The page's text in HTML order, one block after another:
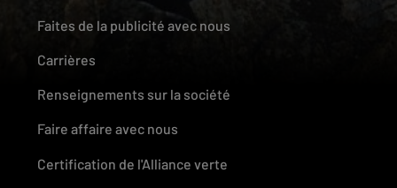
Faites de la publicité avec nous
Carrières
Renseignements sur la société
Faire affaire avec nous
Certification de l'Alliance verte